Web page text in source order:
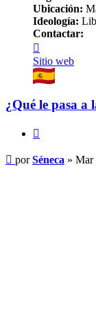
Ubicación:
Ideología:
Contactar:
Séneca
Sitio web
¿Qué le pasa a
Mensaje
porSéneca » Mar